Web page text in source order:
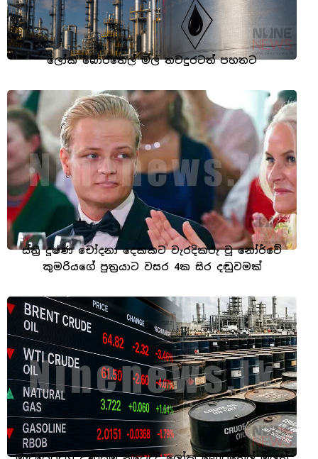
ලෝක බොරතෙල් මිල තවදුරටත් පහතට
ස්ත්‍රී දූෂණ චෝදනා දෙකකට වැරදිකරු වූ නෝර්වේ
කුමරියගේ පුත්‍රයාට වසර 4ක සිර දඬුවමක්